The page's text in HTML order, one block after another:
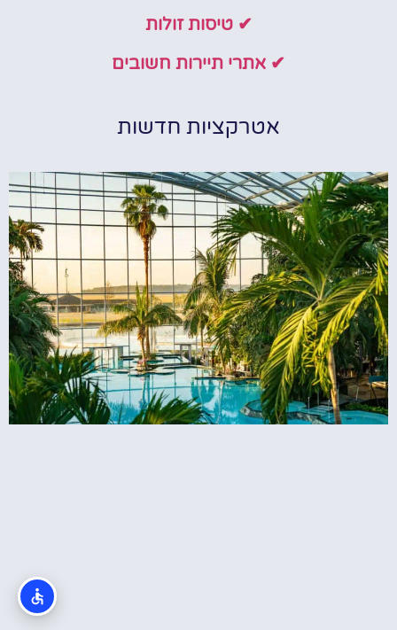
✔ טיסות זולות
✔ אתרי תיירות חשובים
אטרקציות חדשות